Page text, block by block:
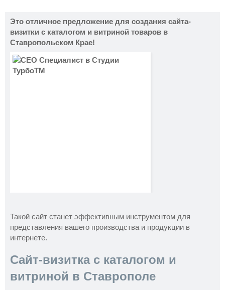
Это отличное предложение для создания сайта-
визитки с каталогом и витриной товаров в
Ставропольском Крае!
Такой сайт станет эффективным инструментом для
представления вашего производства и продукции в
интернете.
Сайт-визитка с каталогом и
витриной в Ставрополе